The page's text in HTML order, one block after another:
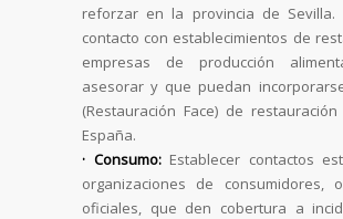
reforzar en la provincia de Sevilla.
contacto con establecimientos de
empresas de producción
asesorar y que puedan
(Restauración Face) de
España.
· Consumo:Establecer contactos
organizaciones de consumidores,
oficiales, que den cobertura a